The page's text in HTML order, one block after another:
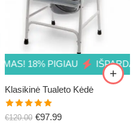
20% PIGIAU
18% PIGIAU
Klasikinė Tualeto Kėdė
Įvertinimas:
€120.00 €97.99